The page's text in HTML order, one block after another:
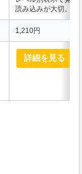
読み込みが大切。
1,210円
詳細を見る